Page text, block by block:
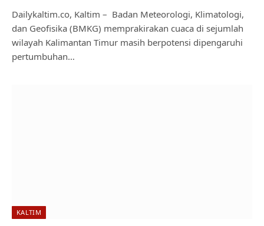
Dailykaltim.co, Kaltim – Badan Meteorologi, Klimatologi,
dan Geofisika (BMKG) memprakirakan cuaca di sejumlah
wilayah Kalimantan Timur masih berpotensi dipengaruhi
pertumbuhan…
KALTIM